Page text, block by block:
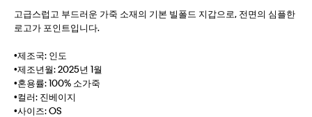
고급스럽고 부드러운 가죽 소재의 기본 빌폴드 지갑으로, 전면의 심플한
로고가 포인트입니다.
•제조국: 인도
•제조년월: 2025년 1월
•혼용률: 100% 소가죽
•컬러: 진베이지
•사이즈: OS